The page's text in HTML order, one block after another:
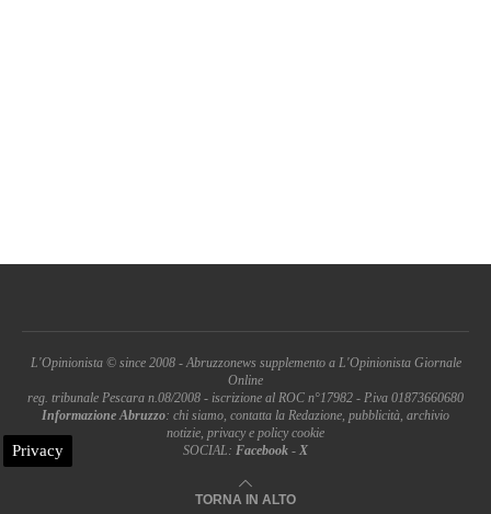
L'Opinionista © since 2008 - Abruzzonews supplemento a L'Opinionista Giornale
Online
reg. tribunale Pescara n.08/2008 - iscrizione al ROC n°17982 - P.iva 01873660680
Informazione Abruzzo: chi siamo, contatta la Redazione, pubblicità, archivio
notizie, privacy e policy cookie
SOCIAL: Facebook - X
Privacy
TORNA IN ALTO